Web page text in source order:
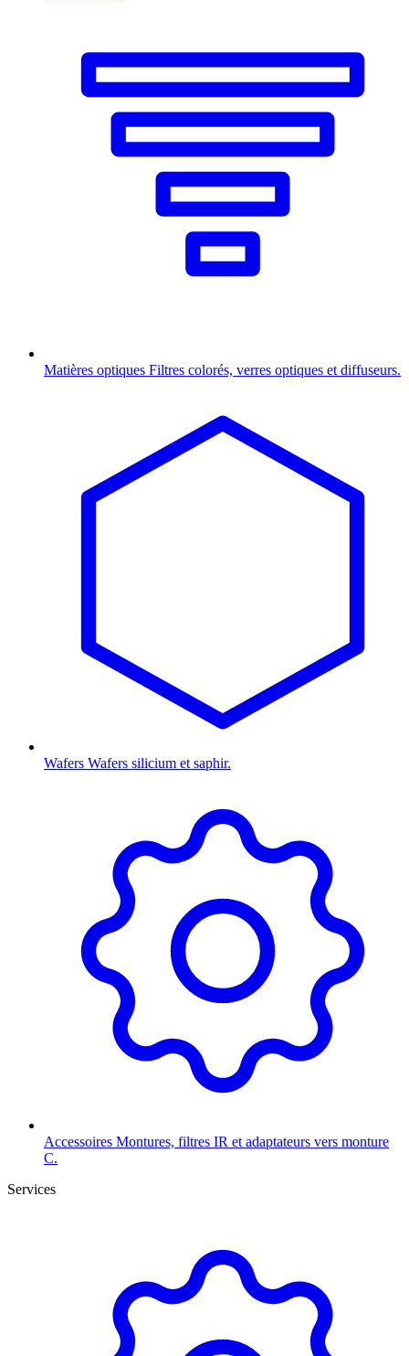
Matières optiques Filtres colorés, verres optiques et diffuseurs.
Wafers Wafers silicium et saphir.
Accessoires Montures, filtres IR et adaptateurs vers monture
C.
Services